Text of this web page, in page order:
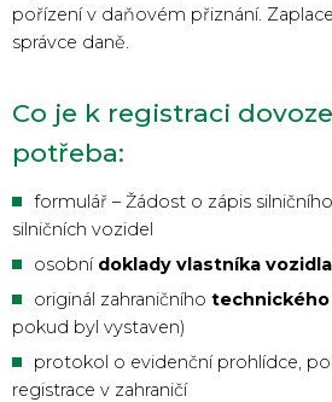
pořízení v daňovém přiznání.
správce daně.
Co je k registraci
potřeba:
formulář –Žádost o zápis
silničních vozidel
osobní doklady vlastníka vozidla
originál zahraničního
pokud byl vystaven)
protokol o evidenční prohlídce,
registrace v zahraničí